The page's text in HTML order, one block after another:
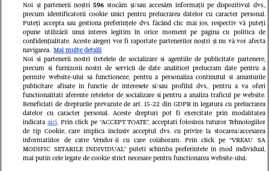
„Paradisul” secret al Mihaelei
Rădulescu. Vedeta a publicat
imaginile de care toți s-au mirat:
Cum trăia cu Felix Baumgartner în
Monaco
Noi și partenerii noștri 596stocăm și/sau accesăm informații pe dispozitivul dvs.,
precum identificatorii cookie unici pentru prelucrarea datelor cu caracter personal.
Puteți accepta sau gestiona preferințele dvs. făcând clic mai jos, respectiv vă puteți
opune utilizării unui interes legitim în orice moment pe pagina cu politica de
confidențialitate. Aceste alegeri vor fi raportate partenerilor noștri și nu vă vor afecta
navigarea. Mai multe detalii
Noi si partenerii nostri (retelele de socializare si agentiile de publicitate partenere,
precum si furnizorii nostri de servicii de date analitice) prelucram date pentru a
permite website-ului sa functioneze, pentru a personaliza continutul si anunturile
publicitare afisate in functie de interesele si/sau profilul dvs., pentru a va oferi
functionalitati aferente retelelor de socializare si pentru a analiza traficul pe website.
Beneficiati de drepturile prevazute de art. 15-22 din GDPR in legatura cu prelucrarea
datelor cu caracter personal. Aceste drepturi pot fi exercitate prin modalitatea
indicataaici. Prin click pe “ACCEPT TOATE”, acceptati folosirea tuturor Tehnologiilor
de tip Cookie, care implica inclusiv acceptul dvs. cu privire la stocarea/accesarea
informatiilor de catre Vendor-ii cu care colaboram. Prin click pe “VREAU SA
MODIFIC SETARILE INDIVIDUAL” puteti schimba preferintele in mod individual,
mai putin cele legate de cookie strict necesare pentru functionarea website-ului.